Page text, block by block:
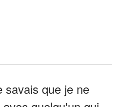
savais que je ne